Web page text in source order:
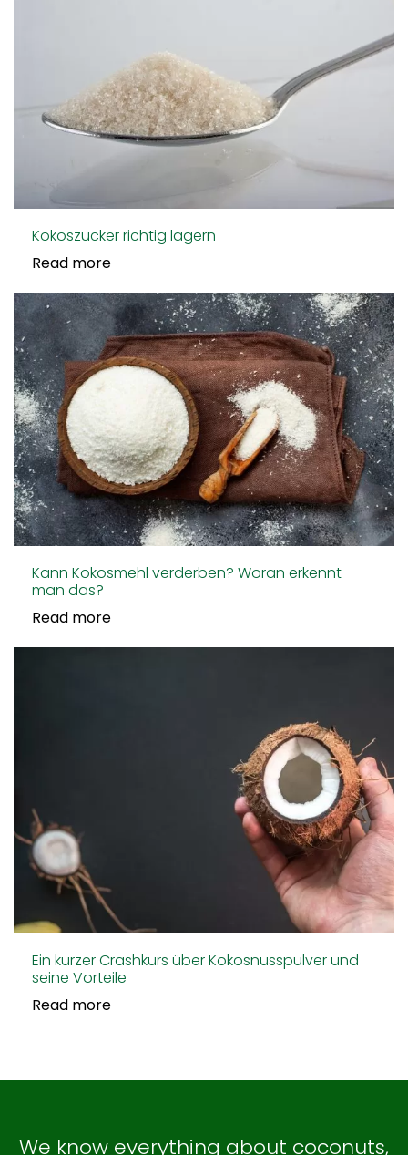
Kokoszucker richtig lagern
Read more
Kann Kokosmehl verderben? Woran erkennt
man das?
Read more
Ein kurzer Crashkurs über Kokosnusspulver und
seine Vorteile
Read more
We know everything about coconuts,